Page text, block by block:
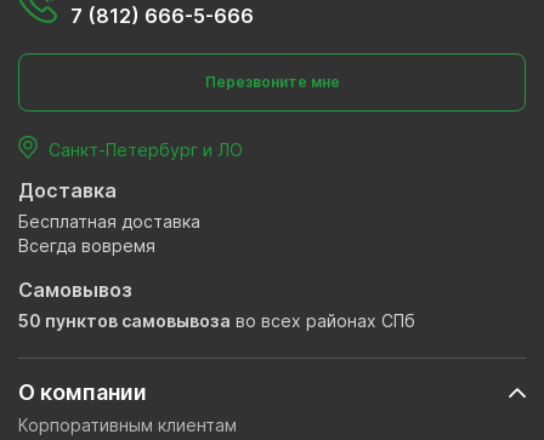
О компании
Корпоративным клиентам
7 (812) 666-5-666
Перезвоните мне
Санкт-Петербург и ЛО
Доставка
Бесплатная доставка
Всегда вовремя
Самовывоз
50 пунктов самовывоза во всех районах СПб